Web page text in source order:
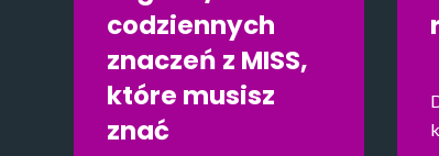
codziennych
znaczeń z MISS,
które musisz
znać